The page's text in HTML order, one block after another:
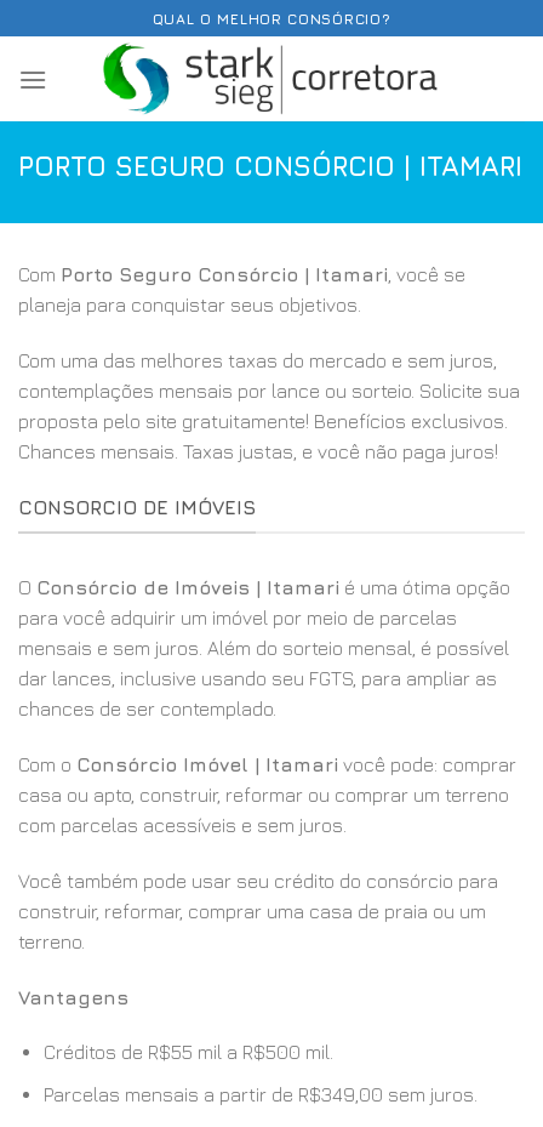
content
QUAL O MELHOR CONSÓRCIO?
PORTO SEGURO CONSÓRCIO | ITAMARI
Com Porto Seguro Consórcio | Itamari , você se
planeja para conquistar seus objetivos.
Com uma das melhores taxas do mercado e sem juros,
contemplações mensais por lance ou sorteio. Solicite sua
proposta pelo site gratuitamente! Benefícios exclusivos.
Chances mensais. Taxas justas, e você não paga juros!
CONSORCIO DE IMÓVEIS
O Consórcio de Imóveis | Itamari é uma ótima opção
para você adquirir um imóvel por meio de parcelas
mensais e sem juros. Além do sorteio mensal, é possível
dar lances, inclusive usando seu FGTS, para ampliar as
chances de ser contemplado.
Com o Consórcio Imóvel | Itamari você pode: comprar
casa ou apto, construir, reformar ou comprar um terreno
com parcelas acessíveis e sem juros.
Você também pode usar seu crédito do consórcio para
construir, reformar, comprar uma casa de praia ou um
terreno.
Vantagens
Créditos de R$55 mil a R$500 mil.
Parcelas mensais a partir de R$349,00 sem juros.